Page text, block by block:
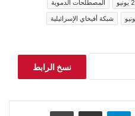
المصطلحات الدموية
شبكة أفيخاي الإسرائيلية
نسخ الرابط
تيلقرام مشاركة عبر البريد طباعة